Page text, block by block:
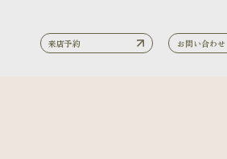
来店予約 お問い合わせ